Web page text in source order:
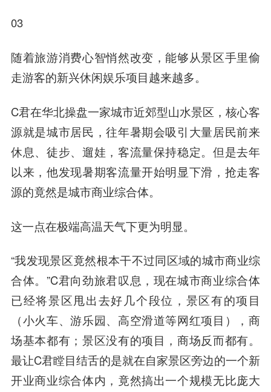
03
随着旅游消费心智悄然改变，能够从景区手里偷
走游客的新兴休闲娱乐项目越来越多。
C君在华北操盘一家城市近郊型山水景区，核心客
源就是城市居民，往年暑期会吸引大量居民前来
休息、徒步、遛娃，客流量保持稳定。但是去年
以来，他发现暑期客流量开始明显下滑，抢走客
源的竟然是城市商业综合体。
这一点在极端高温天气下更为明显。
“我发现景区竟然根本干不过同区域的城市商业综
合体。”C君向劲旅君叹息，现在城市商业综合体
已经将景区甩出去好几个段位，景区有的项目
（小火车、游乐园、高空滑道等网红项目），商
场基本都有；景区没有的项目，商场反而都有。
最让C君瞠目结舌的是就在自家景区旁边的一个新
开业商业综合体内，竟然搞出一个规模无比庞大